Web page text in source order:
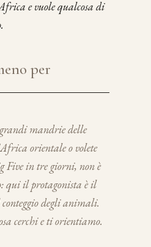
e vuole qualcosa di
per
grandi mandrie delle
orientale o volete
Five in tre giorni, non è
qui il protagonista è il
degli animali.
cerchi e ti orientiamo.